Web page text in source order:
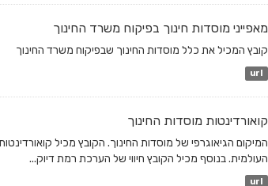
מאפייני מוסדות חינוך בפיקוח משרד החינוך
קובץ המכיל את כלל מוסדות החינוך שבפיקוח משרד החינוך
url
קואורדינטות מוסדות החינוך
המיקום הגיאוגרפי של מוסדות החינוך. הקובץ מכיל
העולמית. בנוסף מכיל הקובץ חיווי של הערכת רמת דיוק...
url